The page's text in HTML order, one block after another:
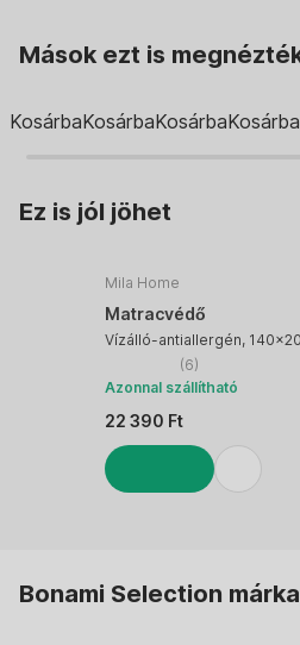
Mások ezt is
KosárbaKosárbaKosárbaKosárba
Ez is jól jöhet
Mila Home
Matracvédő
Vízálló-antiallergén,
(6)
Azonnal szállítható
22 390 Ft
Bonami Selection márka